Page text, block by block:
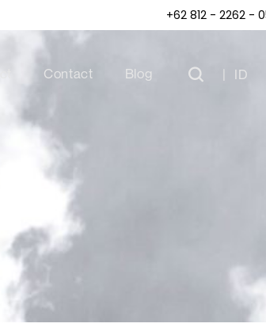
+62 812 - 2262 -
Contact Blog | ID